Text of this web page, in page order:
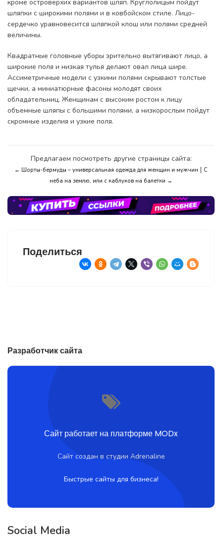
кроме островерхих вариантов шляп. Круглолицым пойдут
шляпки с широкими полями и в ковбойском стиле. Лицо-
сердечко уравновесится шляпкой клош или полями средней
величины.
Квадратные головные уборы зрительно вытягивают лицо, а
широкие поля и низкая тулья делают овал лица шире.
Ассиметричные модели с узкими полями скрывают толстые
щечки, а миниатюрные фасоны молодят своих
обладательниц. Женщинам с высоким ростом к лицу
объемные шляпы с большими полями, а низкорослым пойдут
скромные изделия и узкие поля.
Предлагаем посмотреть другие страницы сайта:
← Шорты-бермуды – универсальная одежда для женщин и мужчин | С
неба на землю, или с каблуков на балетки →
Поделиться
Разработчик сайта
Сайт работает на платформе MODx
Сайт создан в студии Adrenaline
Быстрые сайты для бизнеса!
Social Media